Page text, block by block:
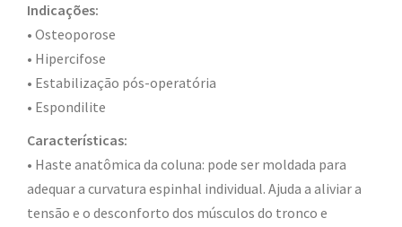
Indicações:
• Osteoporose
• Hipercifose
• Estabilização pós-operatória
• Espondilite
Características:
• Haste anatômica da coluna: pode ser moldada para
adequar a curvatura espinhal individual. Ajuda a aliviar a
tensão e o desconforto dos músculos do tronco e